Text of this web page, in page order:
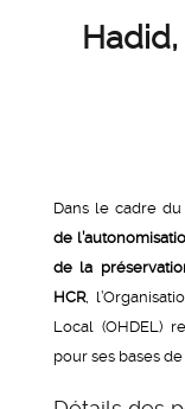
Dans le cadre
de
de la
HCR,
Local (OHDEL)
pour ses bases de